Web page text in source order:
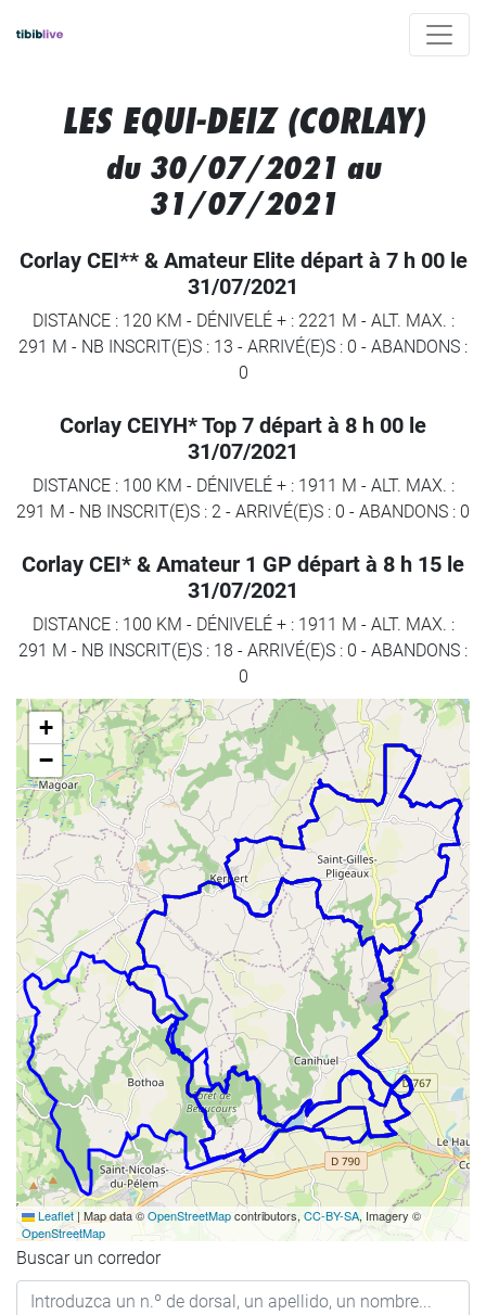
LES EQUI-DEIZ (CORLAY)
du 30/07/2021 au
31/07/2021
Corlay CEI** & Amateur Elite départ à 7 h 00 le
31/07/2021
DISTANCE : 120 KM - DÉNIVELÉ + : 2221 M - ALT. MAX. :
291 M - NB INSCRIT(E)S : 13 - ARRIVÉ(E)S : 0 - ABANDONS :
0
Corlay CEIYH* Top 7 départ à 8 h 00 le
31/07/2021
DISTANCE : 100 KM - DÉNIVELÉ + : 1911 M - ALT. MAX. :
291 M - NB INSCRIT(E)S : 2 - ARRIVÉ(E)S : 0 - ABANDONS : 0
Corlay CEI* & Amateur 1 GP départ à 8 h 15 le
31/07/2021
DISTANCE : 100 KM - DÉNIVELÉ + : 1911 M - ALT. MAX. :
291 M - NB INSCRIT(E)S : 18 - ARRIVÉ(E)S : 0 - ABANDONS :
0
+
−
Leaflet | Map data ©OpenStreetMapcontributors, CC-BY-SA, Imagery ©
OpenStreetMap
Buscar un corredor